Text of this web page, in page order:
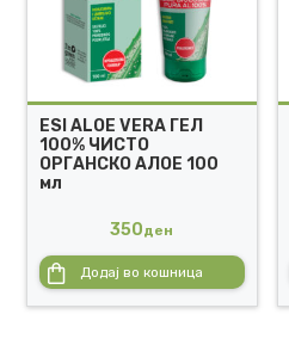
ESI ALOE VERA ГЕЛ
100% ЧИСТО
ОРГАНСКО АЛОЕ 100
мл
350ден
Додај во кошница